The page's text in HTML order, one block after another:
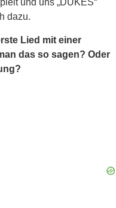
und uns „DUKES“
dazu.
Lied mit einer
das so sagen? Oder